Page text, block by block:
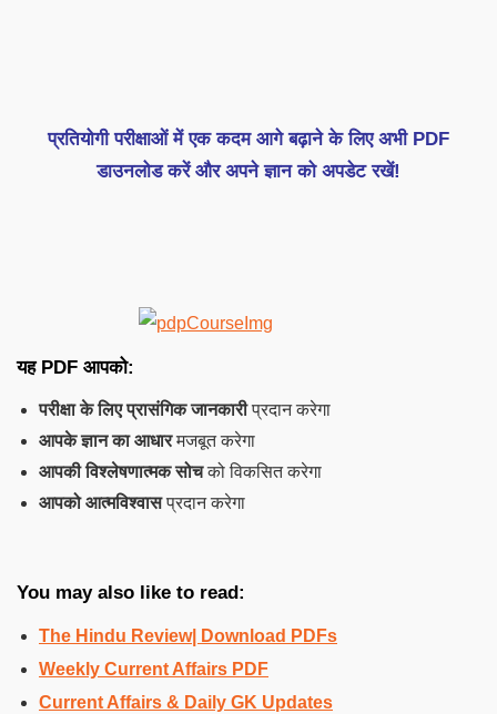
प्रतियोगी परीक्षाओं में एक कदम आगे बढ़ाने के लिए अभी PDF
डाउनलोड करें और अपने ज्ञान को अपडेट रखें!
यह PDF आपको:
परीक्षा के लिए प्रासंगिक जानकारीप्रदान करेगा
आपके ज्ञान का आधारमजबूत करेगा
आपकी विश्लेषणात्मक सोचको विकसित करेगा
आपको आत्मविश्वासप्रदान करेगा
You may also like to read:
The Hindu Review| Download PDFs
Weekly Current Affairs PDF
Current Affairs & Daily GK Updates